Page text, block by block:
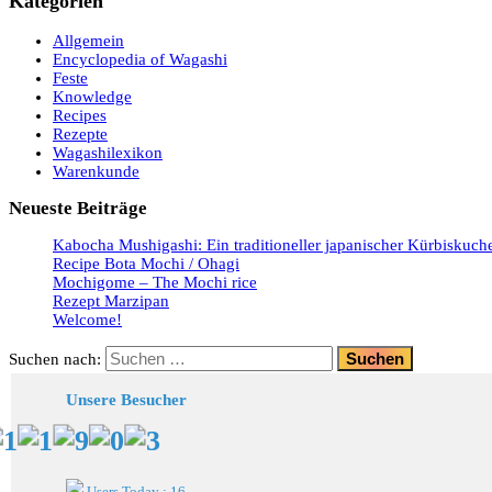
Allgemein
Encyclopedia of Wagashi
Feste
Knowledge
Recipes
Rezepte
Wagashilexikon
Warenkunde
Neueste Beiträge
Kabocha Mushigashi: Ein traditioneller japanischer
Recipe Bota Mochi / Ohagi
Mochigome – The Mochi rice
Rezept Marzipan
Welcome!
Suchen nach:
Unsere Besucher